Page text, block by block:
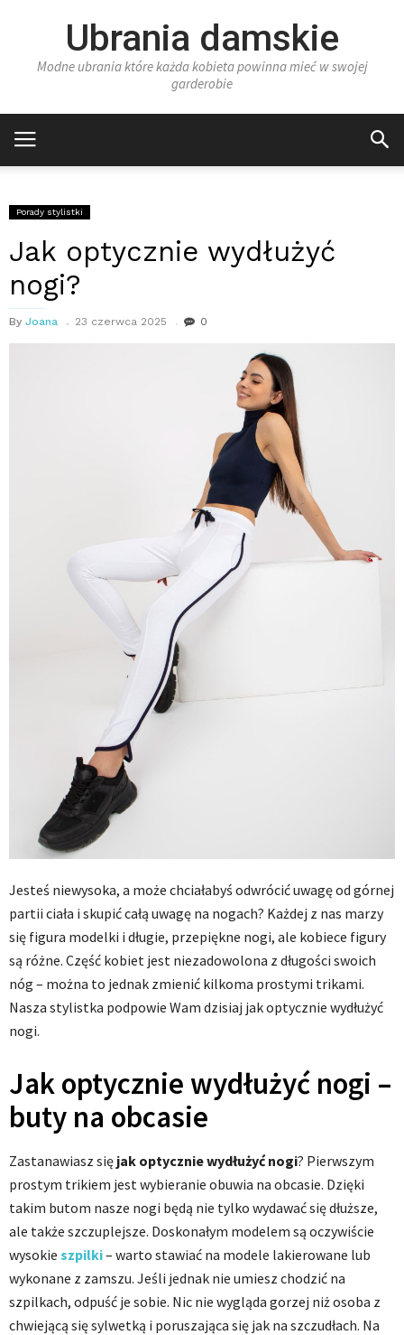
Ubrania damskie
Modne ubrania które każda kobieta powinna mieć w swojej
garderobie
Porady stylistki
Jak optycznie wydłużyć
nogi?
By Joana 23 czerwca 2025 0
Jesteś niewysoka, a może chciałabyś odwrócić uwagę od górnej
partii ciała i skupić całą uwagę na nogach? Każdej z nas marzy
się figura modelki i długie, przepiękne nogi, ale kobiece figury
są różne. Część kobiet jest niezadowolona z długości swoich
nóg – można to jednak zmienić kilkoma prostymi trikami.
Nasza stylistka podpowie Wam dzisiaj jak optycznie wydłużyć
nogi.
Jak optycznie wydłużyć nogi –
buty na obcasie
Zastanawiasz się jak optycznie wydłużyć nogi? Pierwszym
prostym trikiem jest wybieranie obuwia na obcasie. Dzięki
takim butom nasze nogi będą nie tylko wydawać się dłuższe,
ale także szczuplejsze. Doskonałym modelem są oczywiście
wysokie szpilki– warto stawiać na modele lakierowane lub
wykonane z zamszu. Jeśli jednak nie umiesz chodzić na
szpilkach, odpuść je sobie. Nic nie wygląda gorzej niż osoba z
chwiejącą się sylwetką i poruszająca się jak na szczudłach. Na